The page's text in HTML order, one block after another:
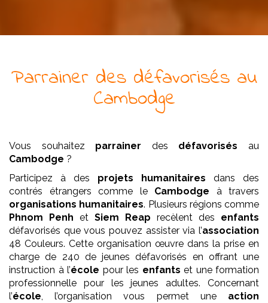
Parrainerdes défavorisésau
Cambodge
Vous souhaitez parrainer des défavorisés au
Cambodge ?
Participez à des projets humanitaires dans des
contrés étrangers comme le Cambodge à travers
organisations humanitaires. Plusieurs régions comme
Phnom Penh et Siem Reap recèlent des enfants
défavorisés que vous pouvez assister via l’association
48 Couleurs. Cette organisation œuvre dans la prise en
charge de 240 de jeunes défavorisés en offrant une
instruction à l’école pour les enfants et une formation
professionnelle pour les jeunes adultes. Concernant
l’école, l’organisation vous permet une action